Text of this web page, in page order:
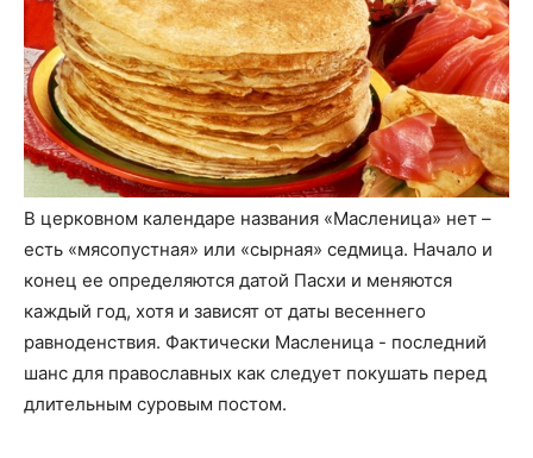
В церковном календаре названия «Масленица» нет –
есть «мясопустная» или «сырная» седмица. Начало и
конец ее определяются датой Пасхи и меняются
каждый год, хотя и зависят от даты весеннего
равноденствия. Фактически Масленица - последний
шанс для православных как следует покушать перед
длительным суровым постом.